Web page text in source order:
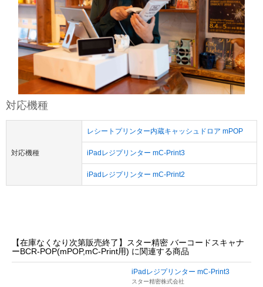
対応機種
対応機種
レシートプリンター内蔵キャッシュドロア mPOP
iPadレジプリンター mC-Print3
iPadレジプリンター mC-Print2
【在庫なくなり次第販売終了】スター精密 バーコードスキャナ
ーBCR-POP(mPOP,mC-Print用) に関連する商品
iPadレジプリンター mC-Print3
スター精密株式会社